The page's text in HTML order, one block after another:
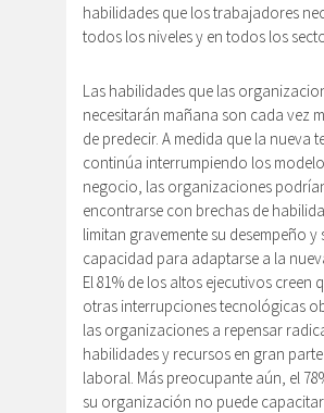
habilidades que los trabajadores
todos los niveles y en todos los
Las habilidades que las
necesitarán mañana son cada vez
de predecir. A medida que la nueva
continúa interrumpiendo los
negocio, las organizaciones
encontrarse con brechas de
limitan gravemente su desempeño y
capacidad para adaptarse a la
El 81% de los altos ejecutivos creen
otras interrupciones tecnológicas
las organizaciones a repensar
habilidades y recursos en gran
laboral. Más preocupante aún, el
su organización no puede